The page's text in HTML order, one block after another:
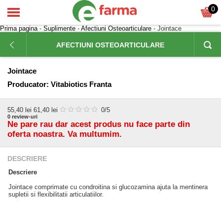
0
Prima pagina- Suplimente - Afectiuni Osteoarticulare - Jointace
AFECTIUNI OSTEOARTICULARE
Jointace
Producator: Vitabiotics Franta
55,40 lei 61,40 lei 0/5
0 review-uri
Ne pare rau dar acest produs nu face parte din
oferta noastra. Va multumim.
DESCRIERE
Descriere
Jointace comprimate cu condroitina si glucozamina ajuta la mentinera
supletii si flexibilitatii articulatiilor.